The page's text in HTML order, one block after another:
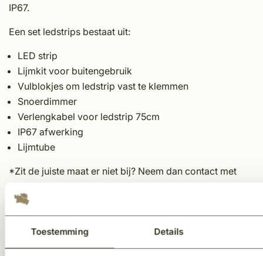
Toestemming Details
IP67.
Een set ledstrips bestaat uit:
LED strip
Lijmkit voor buitengebruik
Vulblokjes om ledstrip vast te klemmen
Snoerdimmer
Verlengkabel voor ledstrip 75cm
IP67 afwerking
Lijmtube
*Zit de juiste maat er niet bij? Neem dan contact met
ons op, of vraag een offerte aan via de knop.
*Vanwege maatwerk productie is het niet mogelijk om
deze goederen te retourneren.